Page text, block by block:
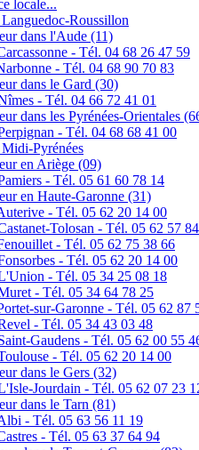
locale...
Roussillon
dans l'Aude (11)
- Tél. 04 68 26 47 59
- Tél. 04 68 90 70 83
dans le Gard (30)
- Tél. 04 66 72 41 01
dans les Pyrénées-Orientales
- Tél. 04 68 68 41 00
Pyrénées
en Ariège (09)
- Tél. 05 61 60 78 14
en Haute-Garonne (31)
- Tél. 05 62 20 14 00
Tolosan - Tél. 05 62 57
- Tél. 05 62 75 38 66
- Tél. 05 62 20 14 00
- Tél. 05 34 25 08 18
- Tél. 05 34 64 78 25
sur-Garonne - Tél. 05 62 87
- Tél. 05 34 43 03 48
Gaudens - Tél. 05 62 00 55
- Tél. 05 62 20 14 00
dans le Gers (32)
Jourdain - Tél. 05 62 07 23
dans le Tarn (81)
- Tél. 05 63 56 11 19
- Tél. 05 63 37 64 94